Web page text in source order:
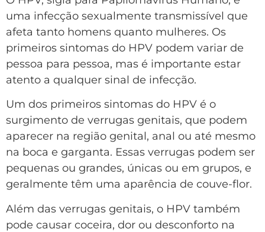
uma infecção sexualmente transmissível que
afeta tanto homens quanto mulheres. Os
primeiros sintomas do HPV podem variar de
pessoa para pessoa, mas é importante estar
atento a qualquer sinal de infecção.
Um dos primeiros sintomas do HPV é o
surgimento de verrugas genitais, que podem
aparecer na região genital, anal ou até mesmo
na boca e garganta. Essas verrugas podem ser
pequenas ou grandes, únicas ou em grupos, e
geralmente têm uma aparência de couve-flor.
Além das verrugas genitais, o HPV também
pode causar coceira, dor ou desconforto na